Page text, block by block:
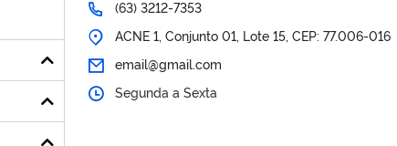
(63) 3212-7353
ACNE 1, Conjunto 01, Lote 15, CEP: 77.006-016
email@gmail.com
Segunda a Sexta